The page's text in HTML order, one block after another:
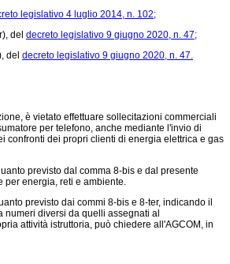
legislativo 4 luglio 2014, n. 102;
del decreto legislativo 9 giugno 2020, n. 47;
del decreto legislativo 9 giugno 2020, n. 47.
è vietato effettuare sollecitazioni commerciali
per telefono, anche mediante l'invio di
confronti dei propri clienti di energia elettrica e gas
previsto dal comma 8-bis e dal presente
per energia, reti e ambiente.
previsto dai commi 8-bis e 8-ter, indicando il
diversi da quelli assegnati al
attività istruttoria, può chiedere all'AGCOM, in